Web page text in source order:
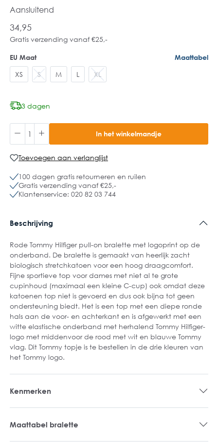
Aansluitend
34,95
Gratis verzending vanaf €25,-
EU Maat Maattabel
XS S M L XL
3 dagen
In het winkelmandje
Toevoegen aan verlanglijst
100 dagen gratis retourneren en ruilen
Gratis verzending vanaf €25,-
Klantenservice: 020 82 03 744
Beschrijving
Rode Tommy Hilfiger pull-on bralette met logoprint op de
onderband. De bralette is gemaakt van heerlijk zacht
biologisch stretchkatoen voor een hoog draagcomfort.
Fijne sportieve top voor dames met niet al te grote
cupinhoud (maximaal een kleine C-cup) ook omdat deze
katoenen top niet is gevoerd en dus ook bijna tot geen
ondersteuning biedt. Het is een top met een diepe ronde
hals aan de voor- en achterkant en is afgewerkt met een
witte elastische onderband met herhalend Tommy Hilfiger-
logo met middenvoor de rood met wit en blauwe Tommy
vlag. Dit Tommy topje is te bestellen in de drie kleuren van
het Tommy logo.
Kenmerken
Maattabel bralette